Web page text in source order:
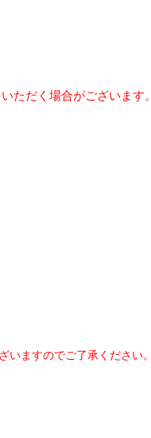
ただく場合がございます。
ますのでご了承ください。